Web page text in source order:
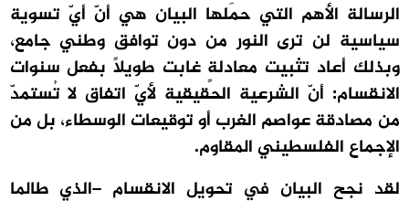
الرسالة الأهم التي حمَلها البيان هي أنّ أيّ تسوية
سياسية لن ترى النور من دون توافق وطني جامع،
وبذلك أعاد تثبيت معادلةٍ غابت طويلاً بفعل سنوات
الانقسام: أنّ الشرعية الحقيقية لأيّ اتفاق لا تُستمدّ
من مصادقة عواصم الغرب أو توقيعات الوسطاء، بل من
الإجماع الفلسطيني المقاوم.
لقد نجح البيان في تحويل الانقسام –الذي طالما